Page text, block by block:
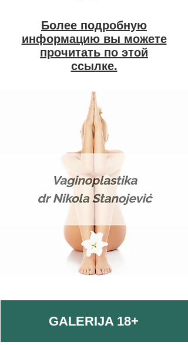
Более подробную
информацию вы можете
прочитать по этой
ссылке.
GALERIJA 18+